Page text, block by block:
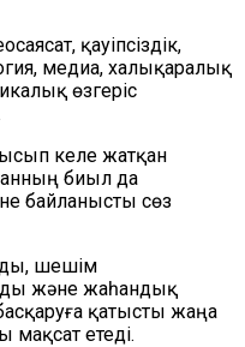
қауіпсіздік,
медиа, халықаралық
өзгеріс
келе жатқан
биыл да
байланысты сөз
шешім
және жаһандық
қатысты жаңа
мақсат етеді.